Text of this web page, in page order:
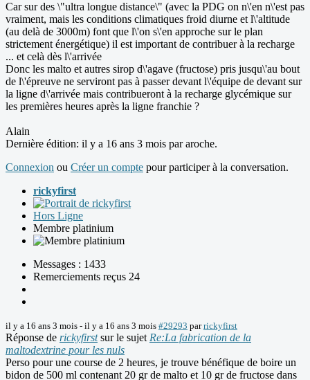
Car sur des \"ultra longue distance\" (avec la PDG on n\'en n\'est pas
vraiment, mais les conditions climatiques froid diurne et l\'altitude
(au delà de 3000m) font que l\'on s\'en approche sur le plan
strictement énergétique) il est important de contribuer à la recharge
... et celà dès l\'arrivée
Donc les malto et autres sirop d\'agave (fructose) pris jusqu\'au bout
de l\'épreuve ne serviront pas à passer devant l\'équipe de devant sur
la ligne d\'arrivée mais contribueront à la recharge glycémique sur
les premières heures après la ligne franchie ?
Alain
Dernière édition: il y a 16 ans 3 mois pararoche.
Connexion ou Créer un compte pour participer à la conversation.
rickyfirst
Hors Ligne
Membre platinium
Messages : 1433
Remerciements reçus 24
il y a 16 ans 3 mois - il y a 16 ans 3 mois #29293 parrickyfirst
Réponse de rickyfirstsur le sujet Re:La fabrication de la
maltodextrine pour les nuls
Perso pour une course de 2 heures, je trouve bénéfique de boire un
bidon de 500 ml contenant 20 gr de malto et 10 gr de fructose dans